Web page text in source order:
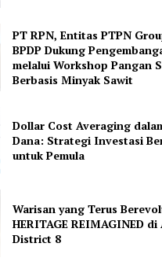
PT RPN, Entitas PTPN
BPDP Dukung
melalui Workshop Pangan
Berbasis Minyak Sawit
Dollar Cost Averaging
Dana: Strategi Investasi
untuk Pemula
Warisan yang Terus
HERITAGE REIMAGINED di
District 8